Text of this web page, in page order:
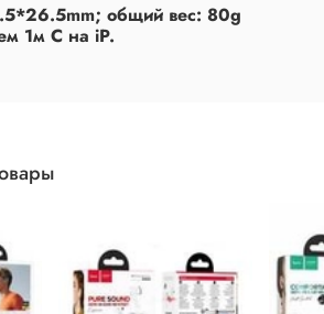
общий вес: 80g
1м C на iP.